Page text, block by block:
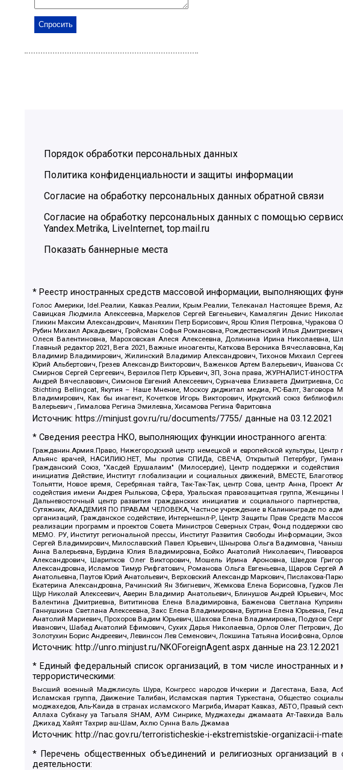
Порядок обработки персональных данных
Политика конфиденциальности и защиты информации
Согласие на обработку персональных данных обратной связи
Согласие на обработку персональных данных с помощью
Yandex.Metrika, LiveInternet, top.mail.ru
Показать баннерные места
* Реестр иностранных средств массовой информации, выполняющих
Голос Америки, Idel.Реалии, Кавказ.Реалии, Крым.Реалии, Телеканал Настоящее Время,
Савицкая Людмила Алексеевна, Маркелов Сергей Евгеньевич, Камалягин Денис
Гликин Максим Александрович, Маняхин Петр Борисович, Ярош Юлия Петровна,
Рубин Михаил Аркадьевич, Гройсман Софья Романовна, Рождественский Илья
Олеся Валентиновна, Мароховская Алеся Алексеевна, Долинина Ирина Николаевна,
Главный редактор 2021, Вега 2021, Важные иноагенты, Каткова Вероника
Владимир Владимирович, Жилинский Владимир Александрович, Тихонов Михаил
Юрий Альбертович, Грезев Александр Викторович, Важенков Артем Валерьевич,
Смирнов Сергей Сергеевич, Верзилов Петр Юрьевич, ЗП, Зона права, ЖУРНАЛИСТ-
Андрей Вячеславович, Симонов Евгений Алексеевич, Сурначева Елизавета
Stichting Bellingcat, Якутия – Наше Мнение, Москоу диджитал медиа, РС-Балт, Заговора
Владимирович, Как бы инагент, Кочетков Игорь Викторович, Иркутский союз
Валерьевич , Гималова Регина Эмилевна, Хисамова Регина Фаритовна
Источник: https://minjust.gov.ru/ru/documents/7755/ данные на03.12.2021
* Сведения реестра НКО, выполняющих функции иностранного агента:
Гражданин.Армия.Право, Нижегородский центр немецкой и европейской культуры,
Альянс врачей, НАСИЛИЮ.НЕТ, Мы против СПИДа, СВЕЧА, Открытый Петербург,
Гражданский Союз, "Хасдей Ерушалаим" (Милосердие), Центр поддержки и
инициатив Действие, Институт глобализации и социальных движений, ВМЕСТЕ,
Тольятти, Новое время, Серебряная тайга, Так-Так-Так, центр Сова, центр Анна,
содействия имени Андрея Рылькова, Сфера, Уральская правозащитная группа, Женщины
Дальневосточный центр развития гражданских инициатив и социального
Сутяжник, АКАДЕМИЯ ПО ПРАВАМ ЧЕЛОВЕКА, Частное учреждение в Калининграде по
организаций, Гражданское содействие, Интернешнл-Р, Центр Защиты Прав Средств
реализации программ и проектов Совета Министров Северных Стран, Фонд поддержки
МЕМО. РУ, Институт региональной прессы, Институт Развития Свободы Информации,
Сергей Владимирович, Милославский Павел Юрьевич, Шнырова Ольга Вадимовна,
Анна Валерьевна, Бурдина Юлия Владимировна, Бойко Анатолий Николаевич,
Александрович, Шарипков Олег Викторович, Мошель Ирина Ароновна, Шведов
Александровна, Исламов Тимур Рифгатович, Романова Ольга Евгеньевна, Щаров
Анатольевна, Паутов Юрий Анатольевич, Верховский Александр Маркович, Пислакова-
Екатерина Александровна, Рачинский Ян Збигневич, Жемкова Елена Борисовна,
Щур Николай Алексеевич, Аверин Владимир Анатольевич, Блинушов Андрей Юрьевич,
Валентина Дмитриевна, Вититинова Елена Владимировна, Баженова Светлана
Ганнушкина Светлана Алексеевна, Закс Елена Владимировна, Буртина Елена Юрьевна,
Анатолий Мариевич, Прохоров Вадим Юрьевич, Шахова Елена Владимировна, Подузов
Иванович, Шабад Анатолий Ефимович, Сухих Дарья Николаевна, Орлов Олег Петрович,
Золотухин Борис Андреевич, Левинсон Лев Семенович, Локшина Татьяна Иосифовна,
Источник: http://unro.minjust.ru/NKOForeignAgent.aspx данные на23.12.2021
* Единый федеральный список организаций, в том числе иностранных
террористическими:
Высший военный Маджлисуль Шура, Конгресс народов Ичкерии и Дагестана, База,
Исламская группа, Движение Талибан, Исламская партия Туркестана, Общество
моджахедов, Аль-Каида в странах исламского Магриба, Имарат Кавказ, АБТО, Правый
Аллаха Субхану уа Тагьаля SHAM, АУМ Синрике, Муджахеды джамаата Ат-Тавхида
Джихад, Хайят Тахрир аш-Шам, Ахлю Сунна Валь Джамаа
Источник:http://nac.gov.ru/terroristicheskie-i-ekstremistskie-organizacii-i-
* Перечень общественных объединений и религиозных организаций
деятельности: